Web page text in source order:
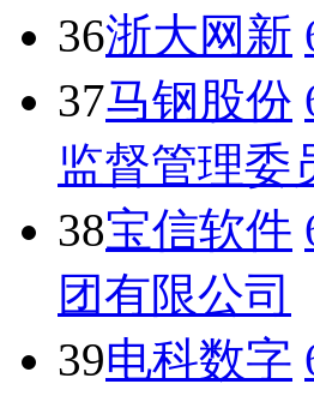
36浙大网新
37马钢股份
监督管理委
38宝信软件
团有限公司
39电科数字